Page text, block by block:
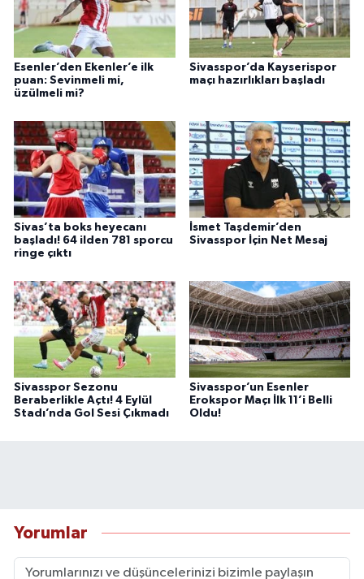
Esenler’den Ekenler’e ilk
puan: Sevinmeli mi,
üzülmeli mi?
Sivasspor’da Kayserispor
maçı hazırlıkları başladı
Sivas’ta boks heyecanı
başladı! 64 ilden 781 sporcu
ringe çıktı
İsmet Taşdemir’den
Sivasspor İçin Net Mesaj
Sivasspor Sezonu
Beraberlikle Açtı! 4 Eylül
Stadı’nda Gol Sesi Çıkmadı
Sivasspor’un Esenler
Erokspor Maçı İlk 11’i Belli
Oldu!
Yorumlar